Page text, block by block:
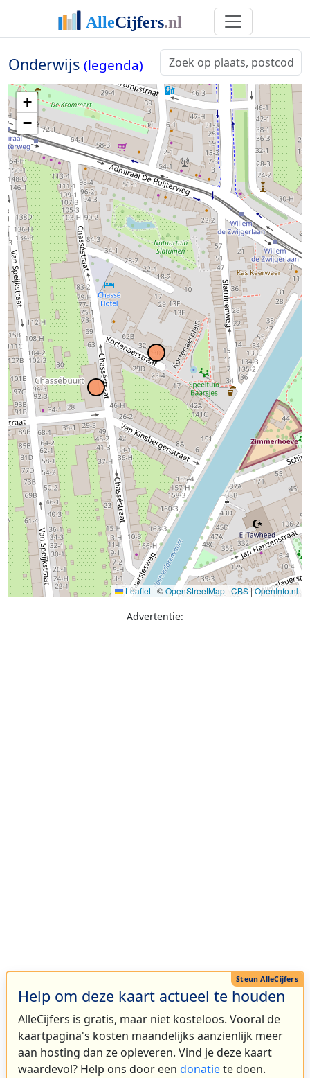
Onderwijs (legenda)
+
−
Leaflet | ©OpenStreetMap | CBS|OpenInfo.nl
Advertentie:
Help om deze kaart actueel te houden
AlleCijfers is gratis, maar niet kosteloos. Vooral de
kaartpagina's kosten maandelijks aanzienlijk meer
aan hosting dan ze opleveren. Vind je deze kaart
waardevol? Help ons door een donatiete doen.